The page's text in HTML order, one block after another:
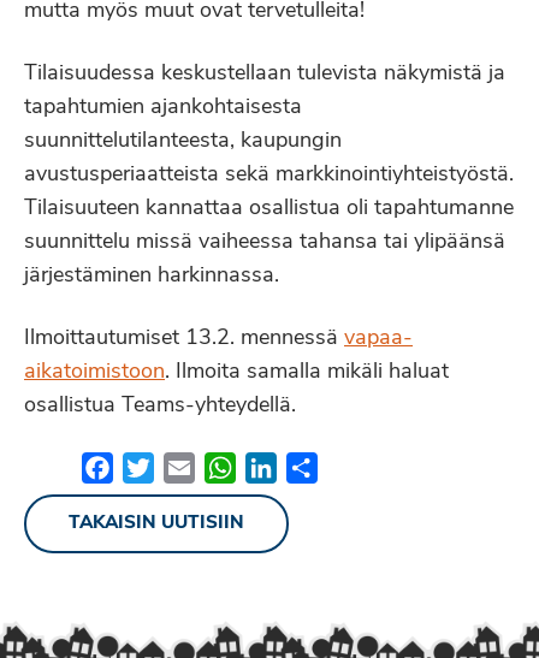
mutta myös muut ovat tervetulleita!
Tilaisuudessa keskustellaan tulevista näkymistä ja
tapahtumien ajankohtaisesta
suunnittelutilanteesta, kaupungin
avustusperiaatteista sekä markkinointiyhteistyöstä.
Tilaisuuteen kannattaa osallistua oli tapahtumanne
suunnittelu missä vaiheessa tahansa tai ylipäänsä
järjestäminen harkinnassa.
Ilmoittautumiset 13.2. mennessä vapaa-
aikatoimistoon. Ilmoita samalla mikäli haluat
osallistua Teams-yhteydellä.
FacebookTwitterEmail WhatsApp
LinkedIn
TAKAISIN UUTISIIN